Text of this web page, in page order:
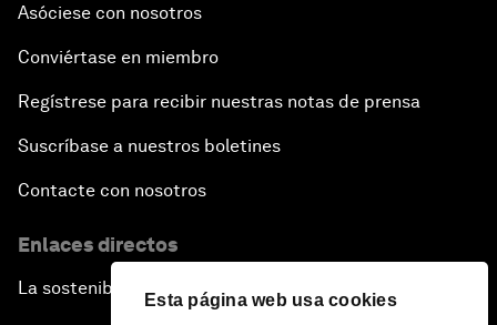
Esta página web usa cookies
Asóciese con nosotros
Conviértase en miembro
Regístrese para recibir nuestras notas de prensa
Suscríbase a nuestros boletines
Contacte con nosotros
Enlaces directos
La sostenibilidad en el Foro